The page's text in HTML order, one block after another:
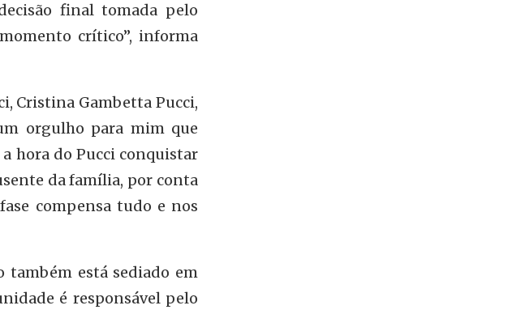
final tomada pelo
crítico”, informa
Cristina Gambetta Pucci,
orgulho para mim que
hora do Pucci conquistar
da família, por conta
compensa tudo e nos
também está sediado em
é responsável pelo